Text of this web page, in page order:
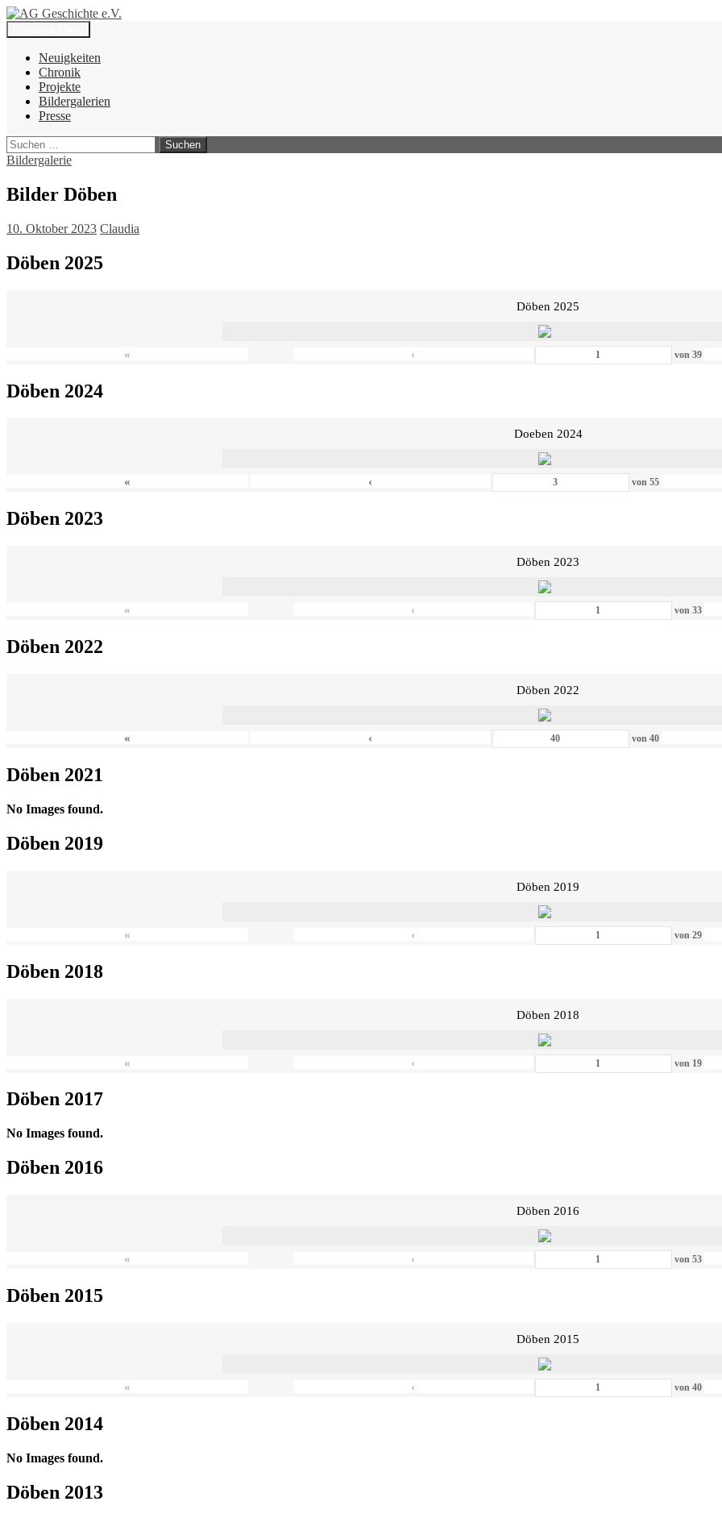
Zum
Inhalt
springen
AG Geschichte e.V.
Suchen
Neuigkeiten
Chronik
Projekte
Bildergalerien
Presse
Suchen
nach:
Bildergalerie
Bilder Döben
10. Oktober 2023 Claudia
Döben 2025
Döben 2025
« ‹ von39
Döben 2024
Doeben 2024
« ‹ von55
Döben 2023
Döben 2023
« ‹ von33
Döben 2022
Döben 2022
« ‹ von40
Döben 2021
No Images found.
Döben 2019
Döben 2019
« ‹ von29
Döben 2018
Döben 2018
« ‹ von 19
Döben 2017
No Images found.
Döben 2016
Döben 2016
« ‹ von53
Döben 2015
Döben 2015
« ‹ von40
Döben 2014
No Images found.
Döben 2013